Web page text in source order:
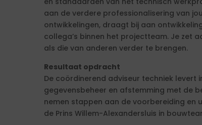
aan de verdere professionalisering van
ontwikkelingen, draagt bij aan
collega’s binnen het projectteam. Je zet
als die van anderen verder te brengen.
Resultaat opdracht
De coördinerend adviseur techniek levert
gegevensbeheer en afstemming met de
nemen stappen aan de voorbereiding en
de Prins Willem-Alexandersluis in